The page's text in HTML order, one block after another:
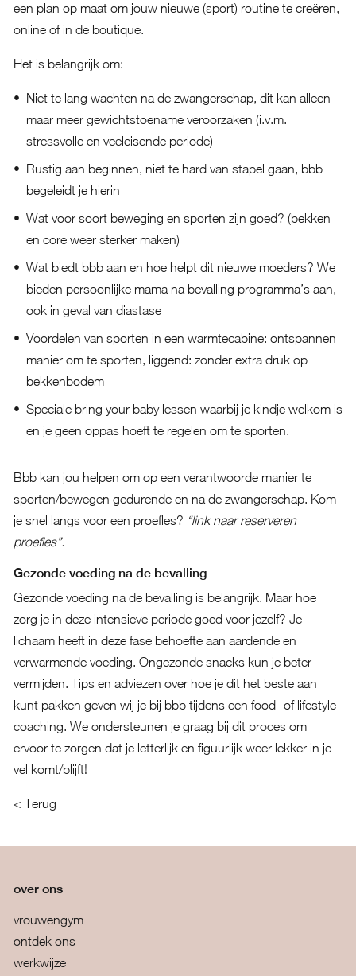
een plan op maat om jouw nieuwe (sport) routine te creëren,
online of in de boutique.
Het is belangrijk om:
Niet te lang wachten na de zwangerschap, dit kan alleen
maar meer gewichtstoename veroorzaken (i.v.m.
stressvolle en veeleisende periode)
Rustig aan beginnen, niet te hard van stapel gaan, bbb
begeleidt je hierin
Wat voor soort beweging en sporten zijn goed? (bekken
en core weer sterker maken)
Wat biedt bbb aan en hoe helpt dit nieuwe moeders? We
bieden persoonlijke mama na bevalling programma’s aan,
ook in geval van diastase
Voordelen van sporten in een warmtecabine: ontspannen
manier om te sporten, liggend: zonder extra druk op
bekkenbodem
Speciale bring your baby lessen waarbij je kindje welkom is
en je geen oppas hoeft te regelen om te sporten.
Bbb kan jou helpen om op een verantwoorde manier te
sporten/bewegen gedurende en na de zwangerschap. Kom
je snel langs voor een proefles? “link naar reserveren
proefles”.
Gezonde voeding na de bevalling
Gezonde voeding na de bevalling is belangrijk. Maar hoe
zorg je in deze intensieve periode goed voor jezelf? Je
lichaam heeft in deze fase behoefte aan aardende en
verwarmende voeding. Ongezonde snacks kun je beter
vermijden. Tips en adviezen over hoe je dit het beste aan
kunt pakken geven wij je bij bbb tijdens een food- of lifestyle
coaching. We ondersteunen je graag bij dit proces om
ervoor te zorgen dat je letterlijk en figuurlijk weer lekker in je
vel komt/blijft!
< Terug
over ons
vrouwengym
ontdek ons
werkwijze